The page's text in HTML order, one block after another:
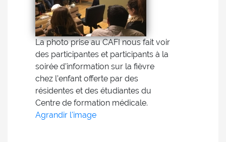
La photo prise au CAFI nous fait voir
des participantes et participants à la
soirée d’information sur la fièvre
chez l’enfant offerte par des
résidentes et des étudiantes du
Centre de formation médicale.
Agrandir l'image